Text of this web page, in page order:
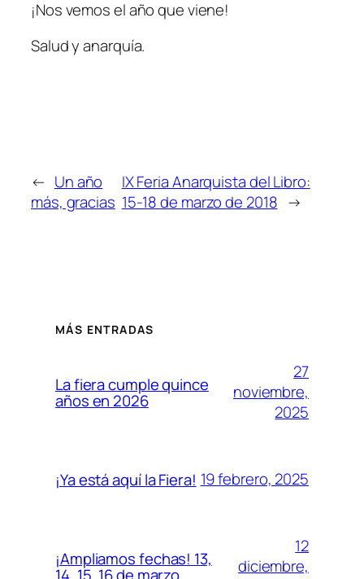
¡Nos vemos el año que viene!
Salud y anarquía.
← Un año
más, gracias
IX Feria Anarquista del Libro:
15-18 de marzo de 2018 →
MÁS ENTRADAS
La fiera cumple quince
años en 2026
27
noviembre,
2025
¡Ya está aquí la Fiera! 19 febrero, 2025
¡Ampliamos fechas! 13,
12
diciembre,